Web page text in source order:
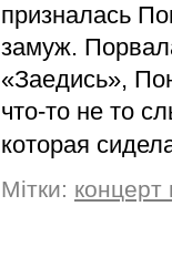
призналась
замуж.
«Заедись»,
что-то не то
которая
Мітки: концерт